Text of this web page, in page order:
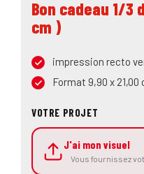
Bon cadeau 1/3
cm )
impression recto
Format 9,90 x 21,00